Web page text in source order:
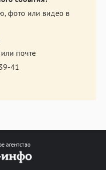
фото или видео в
почте
41
агентство